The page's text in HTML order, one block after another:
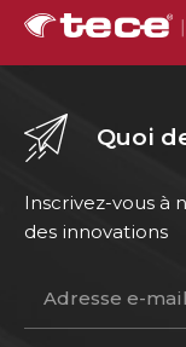
Quoi
Inscrivez-vous à
des innovations